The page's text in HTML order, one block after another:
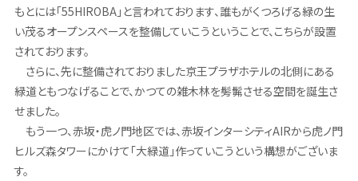
もとには「55HIROBA」と言われております、誰もがくつろげる緑の生
い茂るオープンスペースを整備していこうということで、こちらが設置
されております。
さらに、先に整備されておりました京王プラザホテルの北側にある
緑道ともつなげることで、かつての雑木林を髣髴させる空間を誕生さ
せました。
もう一つ、赤坂・虎ノ門地区では、赤坂インターシティAIRから虎ノ門
ヒルズ森タワーにかけて「大緑道」作っていこうという構想がございま
す。